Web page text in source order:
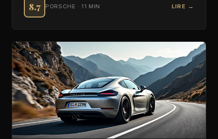
8.7 PORSCHE · 11 MIN LIRE →